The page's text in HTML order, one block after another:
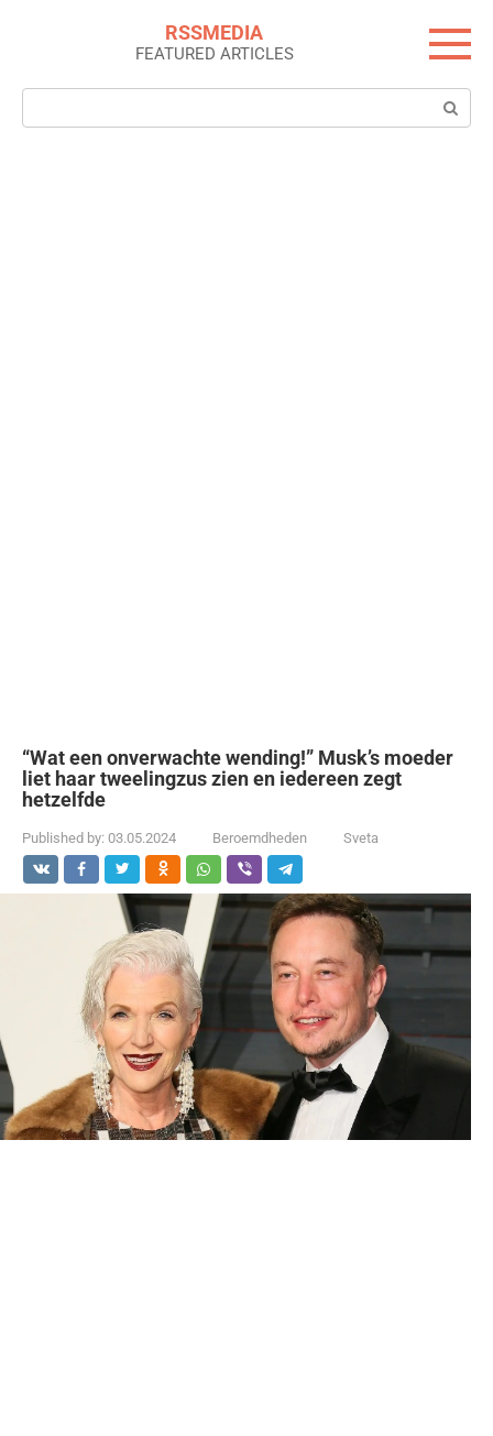
RSSMEDIA
FEATURED ARTICLES
Search:
“Wat een onverwachte wending!” Musk’s moeder
liet haar tweelingzus zien en iedereen zegt
hetzelfde
Published by: 03.05.2024 Beroemdheden Sveta